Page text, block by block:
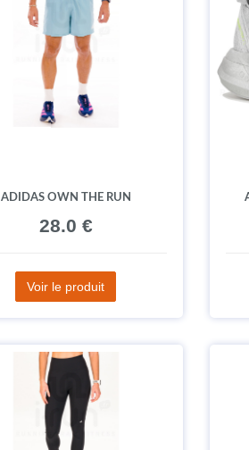
ADIDAS OWN THE RUN
28.0 €
Voir le produit